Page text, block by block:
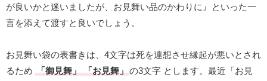
が良いかと迷いましたが、お見舞い品のかわりに』といった一
言を添えて渡すと良いでしょう。
お見舞い袋の表書きは、4文字は死を連想させ縁起が悪いとされ
るため 「御見舞」 「お見舞」の3文字 とします。最近「お見